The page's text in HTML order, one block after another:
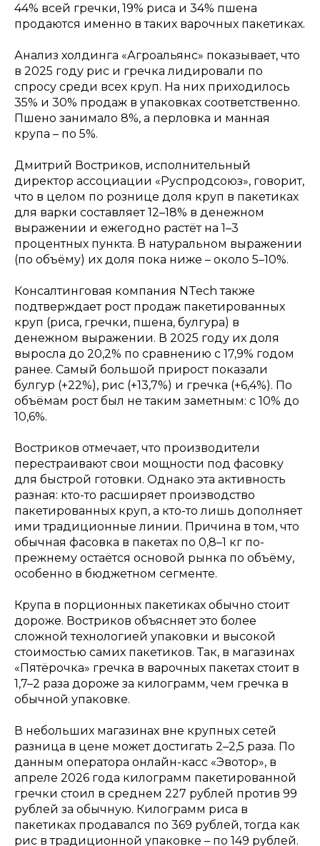
44% всей гречки, 19% риса и 34% пшена
продаются именно в таких варочных пакетиках.
Анализ холдинга «Агроальянс» показывает, что
в 2025 году рис и гречка лидировали по
спросу среди всех круп. На них приходилось
35% и 30% продаж в упаковках соответственно.
Пшено занимало 8%, а перловка и манная
крупа – по 5%.
Дмитрий Востриков, исполнительный
директор ассоциации «Руспродсоюз», говорит,
что в целом по рознице доля круп в пакетиках
для варки составляет 12–18% в денежном
выражении и ежегодно растёт на 1–3
процентных пункта. В натуральном выражении
(по объёму) их доля пока ниже – около 5–10%.
Консалтинговая компания NTech также
подтверждает рост продаж пакетированных
круп (риса, гречки, пшена, булгура) в
денежном выражении. В 2025 году их доля
выросла до 20,2% по сравнению с 17,9% годом
ранее. Самый большой прирост показали
булгур (+22%), рис (+13,7%) и гречка (+6,4%). По
объёмам рост был не таким заметным: с 10% до
10,6%.
Востриков отмечает, что производители
перестраивают свои мощности под фасовку
для быстрой готовки. Однако эта активность
разная: кто-то расширяет производство
пакетированных круп, а кто-то лишь дополняет
ими традиционные линии. Причина в том, что
обычная фасовка в пакетах по 0,8–1 кг по-
прежнему остаётся основой рынка по объёму,
особенно в бюджетном сегменте.
Крупа в порционных пакетиках обычно стоит
дороже. Востриков объясняет это более
сложной технологией упаковки и высокой
стоимостью самих пакетиков. Так, в магазинах
«Пятёрочка» гречка в варочных пакетах стоит в
1,7–2 раза дороже за килограмм, чем гречка в
обычной упаковке.
В небольших магазинах вне крупных сетей
разница в цене может достигать 2–2,5 раза. По
данным оператора онлайн-касс «Эвотор», в
апреле 2026 года килограмм пакетированной
гречки стоил в среднем 227 рублей против 99
рублей за обычную. Килограмм риса в
пакетиках продавался по 369 рублей, тогда как
рис в традиционной упаковке – по 149 рублей.